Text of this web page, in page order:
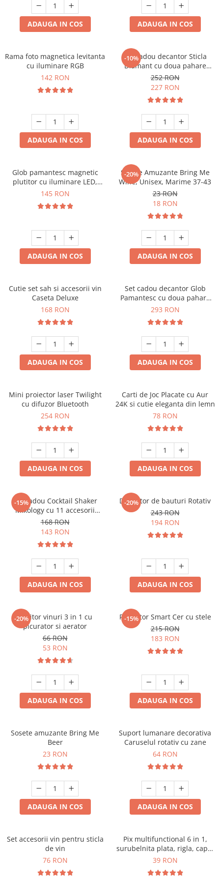
Cadouri Fete
Pentru Copilul din tine
Cadouri Haioase
Cadouri Majorat
Cadouri pentru Nasi
Cadouri pentru Bunici
Cadouri pentru Sefi
Cel ce are tot
Cani si Termosuri
Jocuri si Puzzle
Seturi de caligrafie
Cadouri Sfantul Alexandru
Cadouri Sfanta Ana
Cadouri Sfanta Maria
Cadouri Sfintii Mihail si Gavriil
ADAUGA IN COS ADAUGA IN COS
Rama foto magnetica levitanta
cu iluminare RGB
142 RON
ADAUGA IN COS
-10%
Set cadou decantor Sticla
Diamant cu doua pahare
Deluxe
252 RON
227 RON
ADAUGA IN COS
Glob pamantesc magnetic
plutitor cu iluminare LED,
Forma C
145 RON
ADAUGA IN COS
-20%
Sosete Amuzante Bring Me
Wine, Unisex, Marime 37-43
23 RON
18 RON
ADAUGA IN COS
Cutie set sah si accesorii vin
Caseta Deluxe
168 RON
ADAUGA IN COS
Set cadou decantor Glob
Pamantesc cu doua pahare
Deluxe
293 RON
ADAUGA IN COS
Mini proiector laser Twilight
cu difuzor Bluetooth
254 RON
ADAUGA IN COS
Carti de Joc Placate cu Aur
24K si cutie eleganta din lemn
78 RON
ADAUGA IN COS
-15%
Set cadou Cocktail Shaker
Mixology cu 11 accesorii
750ml Argintiu
168 RON
143 RON
ADAUGA IN COS
-20%
Decantor de bauturi Rotativ
243 RON
194 RON
ADAUGA IN COS
-20%
Racitor vinuri 3 in 1 cu
picurator si aerator
66 RON
53 RON
ADAUGA IN COS
-15%
Proiector Smart Cer cu stele
215 RON
183 RON
ADAUGA IN COS
Sosete amuzante Bring Me
Beer
23 RON
ADAUGA IN COS
Suport lumanare decorativa
Caruselul rotativ cu zane
64 RON
ADAUGA IN COS
Set accesorii vin pentru sticla
de vin
76 RON
Pix multifunctional 6 in 1,
surubelnita plata, rigla, capat
touchscreen, nivela cu bula
39 RON